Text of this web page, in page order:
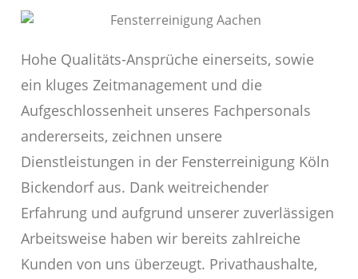
Hohe Qualitäts-Ansprüche einerseits, sowie
ein kluges Zeitmanagement und die
Aufgeschlossenheit unseres Fachpersonals
andererseits, zeichnen unsere
Dienstleistungen in der Fensterreinigung Köln
Bickendorf aus. Dank weitreichender
Erfahrung und aufgrund unserer zuverlässigen
Arbeitsweise haben wir bereits zahlreiche
Kunden von uns überzeugt. Privathaushalte,